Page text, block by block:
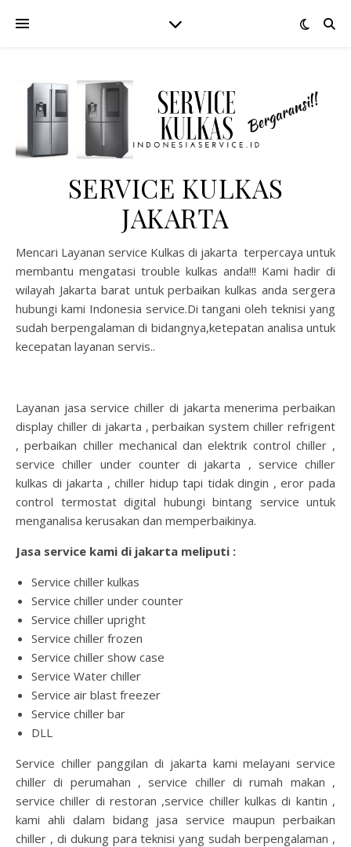
SERVICE KULKAS
JAKARTA
Mencari Layanan service Kulkas di jakarta terpercaya untuk
membantu mengatasi trouble kulkas anda!!! Kami hadir di
wilayah Jakarta barat untuk perbaikan kulkas anda sergera
hubungi kami Indonesia service.Di tangani oleh teknisi yang
sudah berpengalaman di bidangnya,ketepatan analisa untuk
kecepatan layanan servis..
Layanan jasa service chiller di jakarta menerima perbaikan
display chiller di jakarta , perbaikan system chiller refrigent
, perbaikan chiller mechanical dan elektrik control chiller ,
service chiller under counter di jakarta , service chiller
kulkas di jakarta , chiller hidup tapi tidak dingin , eror pada
control termostat digital hubungi bintang service untuk
menganalisa kerusakan dan memperbaikinya.
Jasa service kami di jakarta meliputi :
Service chiller kulkas
Service chiller under counter
Service chiller upright
Service chiller frozen
Service chiller show case
Service Water chiller
Service air blast freezer
Service chiller bar
DLL
Service chiller panggilan di jakarta kami melayani service
chiller di perumahan , service chiller di rumah makan ,
service chiller di restoran ,service chiller kulkas di kantin ,
kami ahli dalam bidang jasa service maupun perbaikan
chiller , di dukung para teknisi yang sudah berpengalaman ,